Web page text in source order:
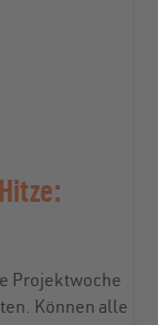
Projektwoche
Können alle